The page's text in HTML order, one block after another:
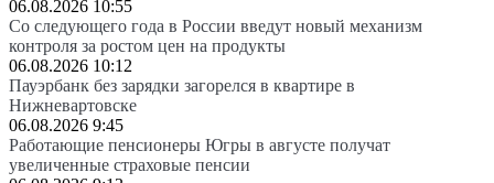
06.08.2026 10:55
Со следующего года в России введут новый механизм
контроля за ростом цен на продукты
06.08.2026 10:12
Пауэрбанк без зарядки загорелся в квартире в
Нижневартовске
06.08.2026 9:45
Работающие пенсионеры Югры в августе получат
увеличенные страховые пенсии